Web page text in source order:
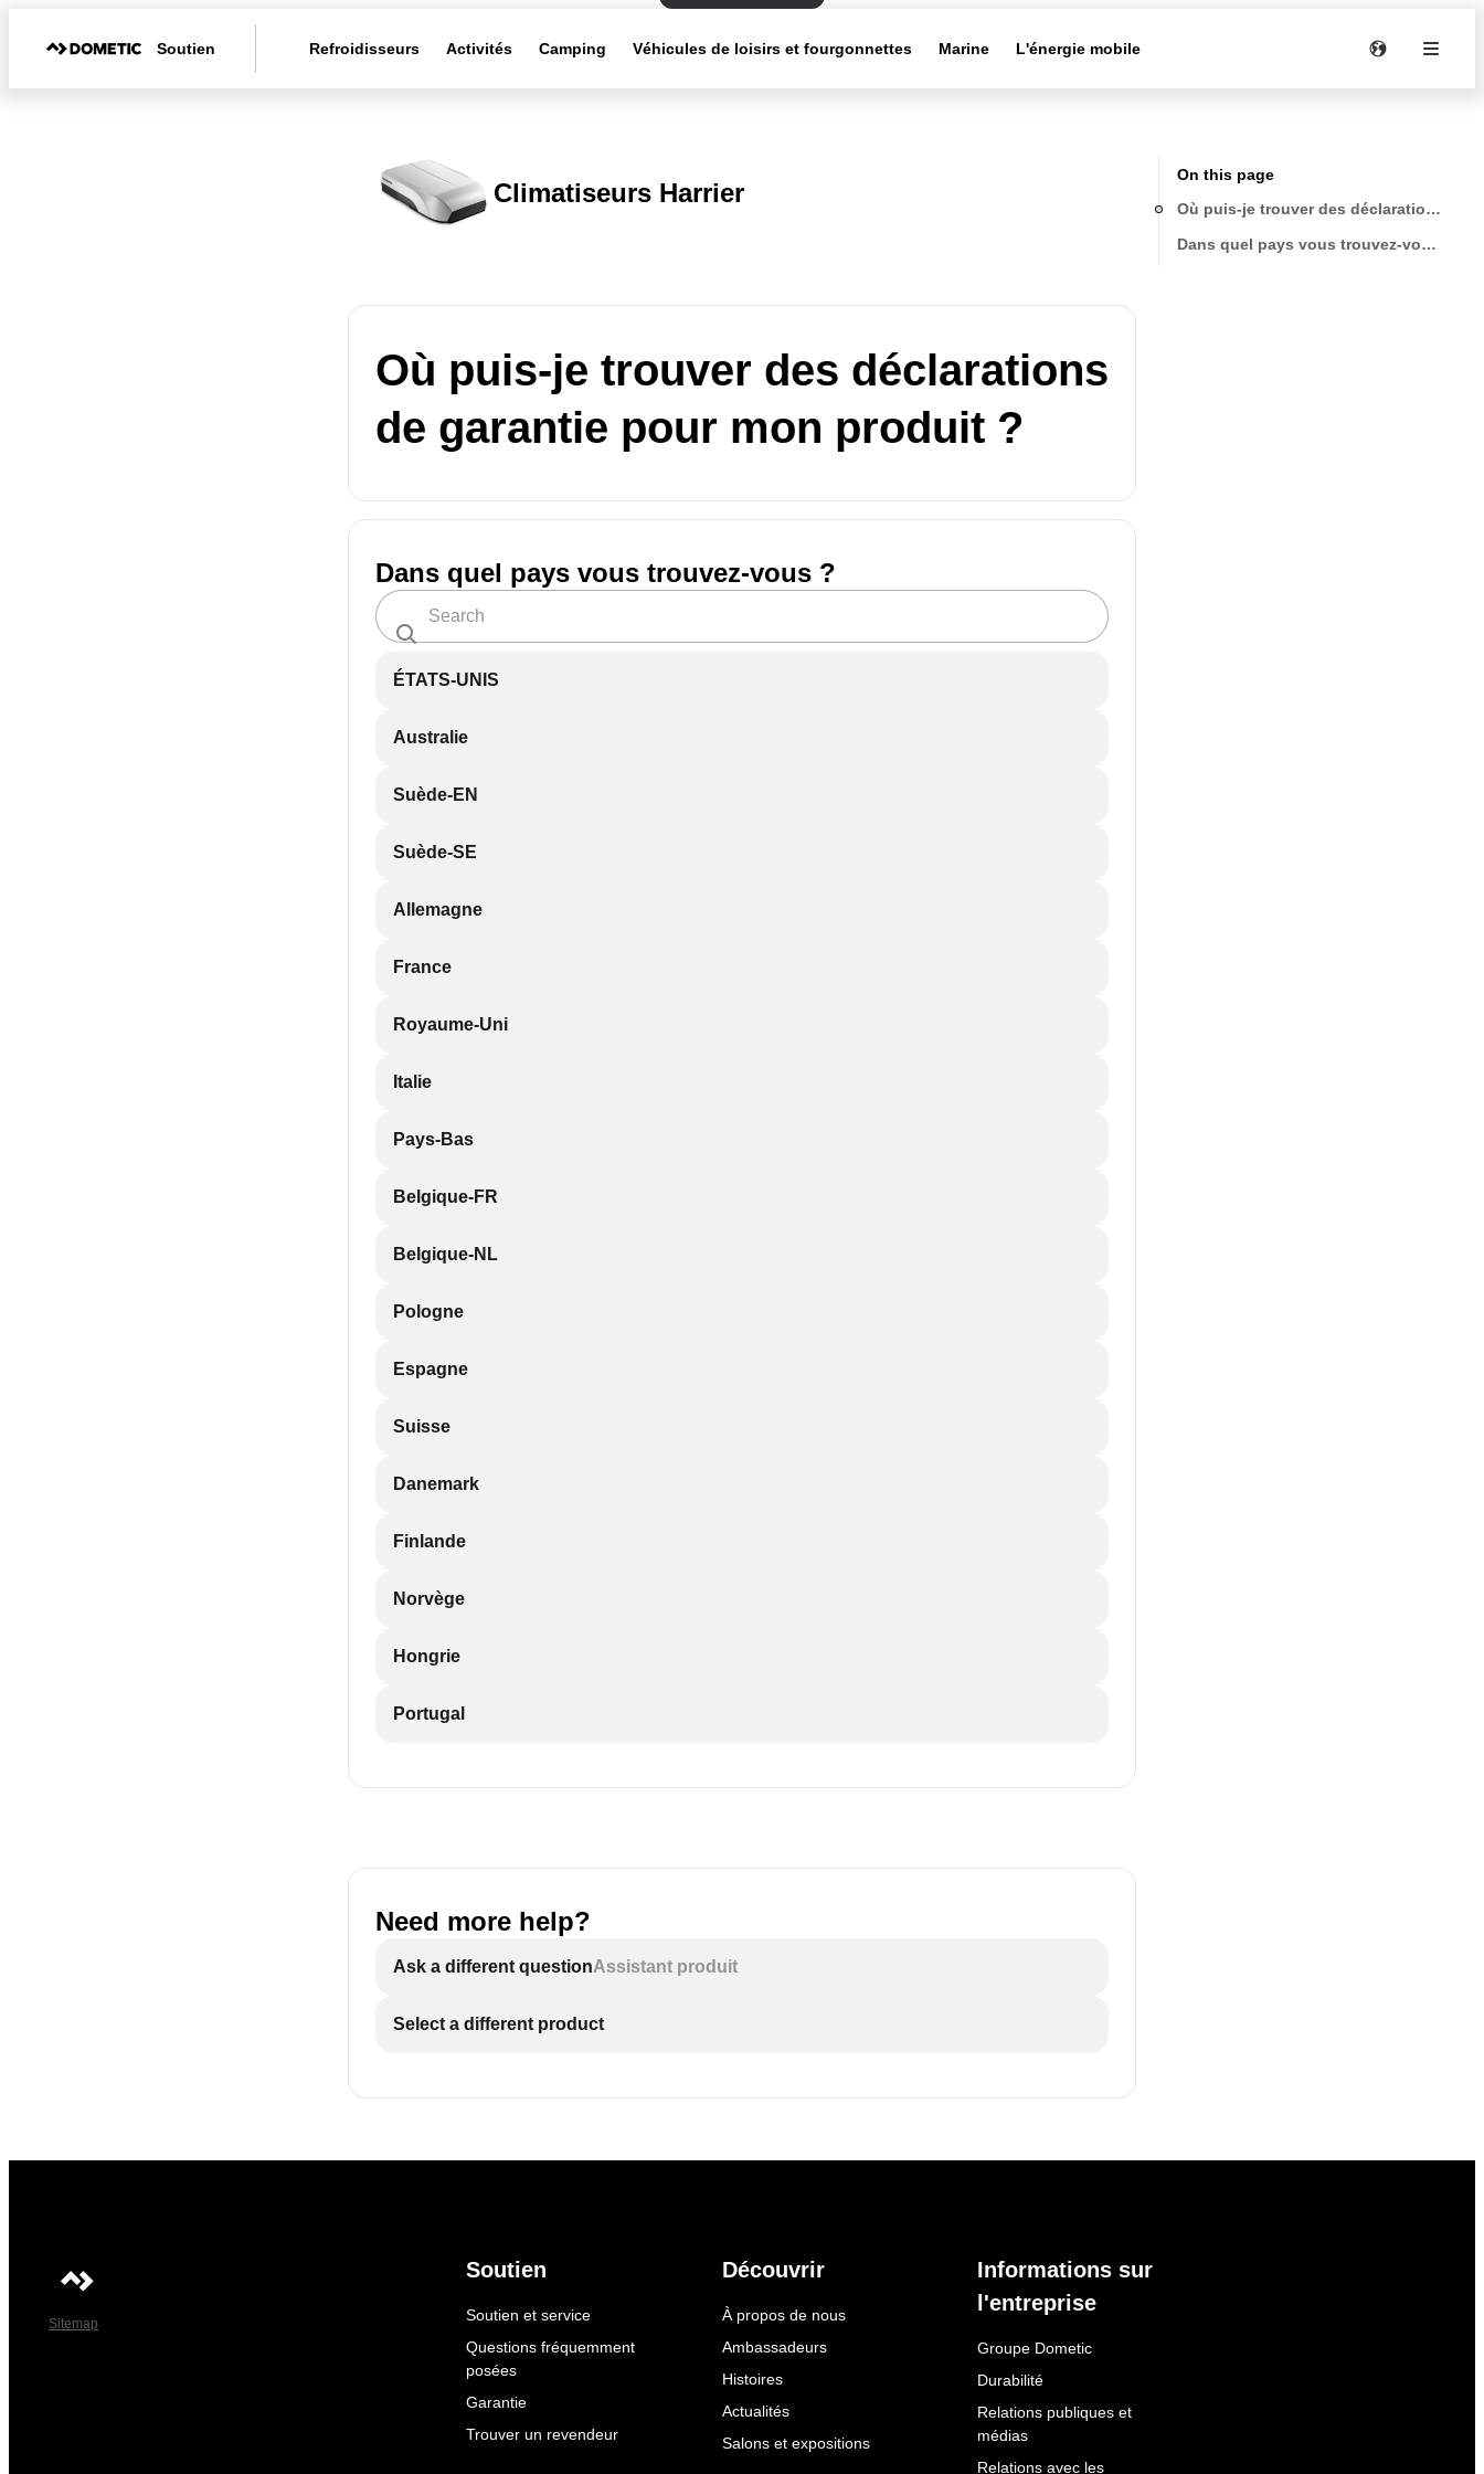
Soutien Refroidisseurs Activités Camping Véhicules de loisirs et fourgonnettes Marine L'énergie mobile
Climatiseurs Harrier
Où puis-je trouver des déclarations
de garantie pour mon produit ?
Dans quel pays vous trouvez-vous ?
ÉTATS-UNIS
Australie
Suède-EN
Suède-SE
Allemagne
France
Royaume-Uni
Italie
Pays-Bas
Belgique-FR
Belgique-NL
Pologne
Espagne
Suisse
Danemark
Finlande
Norvège
Hongrie
Portugal
Need more help?
Ask a different questionAssistant produit
Select a different product
On this page
Où puis-je trouver des déclarations de
Dans quel pays vous trouvez-vous ?
Sitemap
Soutien
Soutien et service
Questions fréquemment
posées
Garantie
Trouver un revendeur
Découvrir
À propos de nous
Ambassadeurs
Histoires
Actualités
Salons et expositions
Informations sur
l'entreprise
Groupe Dometic
Durabilité
Relations publiques et
médias
Relations avec les